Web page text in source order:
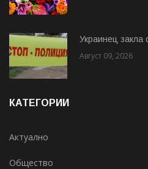
Украинец закла
Август 09, 2026
КАТЕГОРИИ
Актуално
Общество